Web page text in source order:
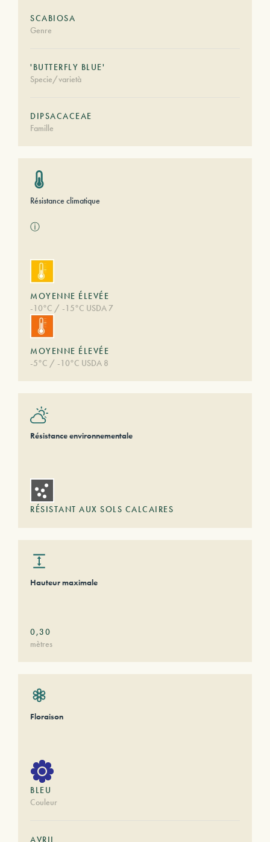
SCABIOSA
Genre
'BUTTERFLY BLUE'
Specie/varietà
DIPSACACEAE
Famille
Résistance climatique
ⓘ
MOYENNE ÉLEVÉE
-10°C / -15°C USDA 7
MOYENNE ÉLEVÉE
-5°C / -10°C USDA 8
Résistance environnementale
RÉSISTANT AUX SOLS CALCAIRES
Hauteur maximale
0,30
mètres
Floraison
BLEU
Couleur
AVRIL